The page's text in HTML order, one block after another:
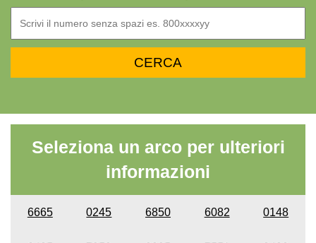
Seleziona un arco per ulteriori
informazioni
6665 0245 6850 6082 0148